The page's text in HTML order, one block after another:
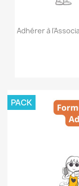
Adhérer à
PACK